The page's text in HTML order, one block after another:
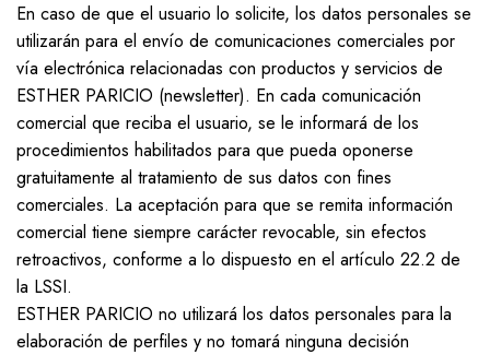
En caso de que el usuario lo solicite, los datos personales se
utilizarán para el envío de comunicaciones comerciales por
vía electrónica relacionadas con productos y servicios de
ESTHER PARICIO (newsletter). En cada comunicación
comercial que reciba el usuario, se le informará de los
procedimientos habilitados para que pueda oponerse
gratuitamente al tratamiento de sus datos con fines
comerciales. La aceptación para que se remita información
comercial tiene siempre carácter revocable, sin efectos
retroactivos, conforme a lo dispuesto en el artículo 22.2 de
la LSSI.
ESTHER PARICIO no utilizará los datos personales para la
elaboración de perfiles y no tomará ninguna decisión